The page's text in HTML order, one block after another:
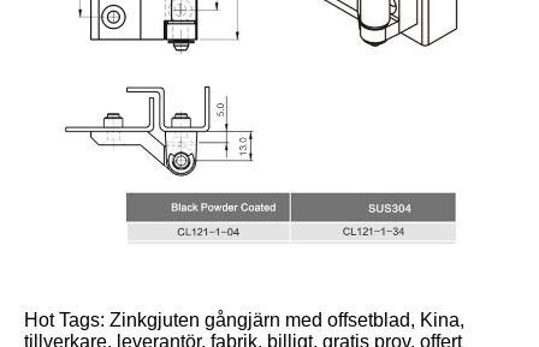
Hot Tags: Zinkgjuten gångjärn med offsetblad, Kina,
tillverkare, leverantör, fabrik, billigt, gratis prov, offert